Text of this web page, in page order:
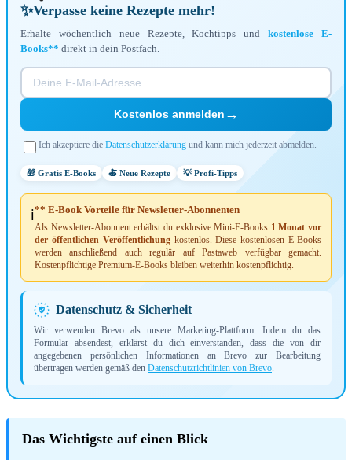
✨Verpasse keine Rezepte mehr!
Erhalte wöchentlich neue Rezepte, Kochtipps undkostenlose E-
Books** direkt in dein Postfach.
Kostenlos anmelden →
Ich akzeptiere die Datenschutzerklärung und kann mich jederzeit abmelden.
🎁 Gratis E-Books 🍝 Neue Rezepte 💡 Profi-Tipps
ℹ️** E-Book Vorteile für Newsletter-Abonnenten
Als Newsletter-Abonnent erhältst du exklusive Mini-E-Books 1 Monat vor
der öffentlichen Veröffentlichungkostenlos. Diese kostenlosen E-Books
werden anschließend auch regulär auf Pastaweb verfügbar gemacht.
Kostenpflichtige Premium-E-Books bleiben weiterhin kostenpflichtig.
Datenschutz & Sicherheit
Wir verwenden Brevo als unsere Marketing-Plattform. Indem du das
Formular absendest, erklärst du dich einverstanden, dass die von dir
angegebenen persönlichen Informationen an Brevo zur Bearbeitung
übertragen werden gemäß den Datenschutzrichtlinien von Brevo
Das Wichtigste auf einen Blick